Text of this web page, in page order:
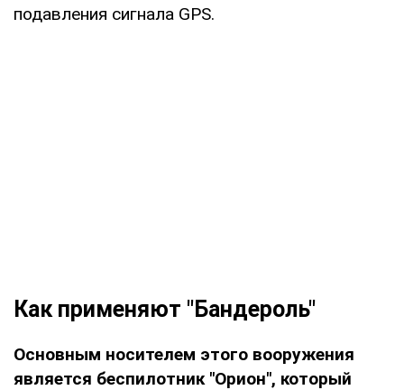
подавления сигнала GPS.
Как применяют "Бандероль"
Основным носителем этого вооружения
является беспилотник "Орион", который